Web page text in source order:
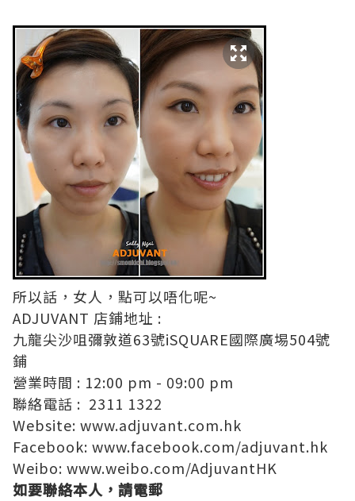
所以話，女人，點可以唔化呢~
ADJUVANT 店鋪地址 :
九龍尖沙咀彌敦道63號iSQUARE國際廣埸504號
鋪
營業時間 : 12:00 pm - 09:00 pm
聯絡電話 : 2311 1322
Website: www.adjuvant.com.hk
Facebook: www.facebook.com/adjuvant.hk
Weibo: www.weibo.com/AdjuvantHK
如要聯絡本人，請電郵